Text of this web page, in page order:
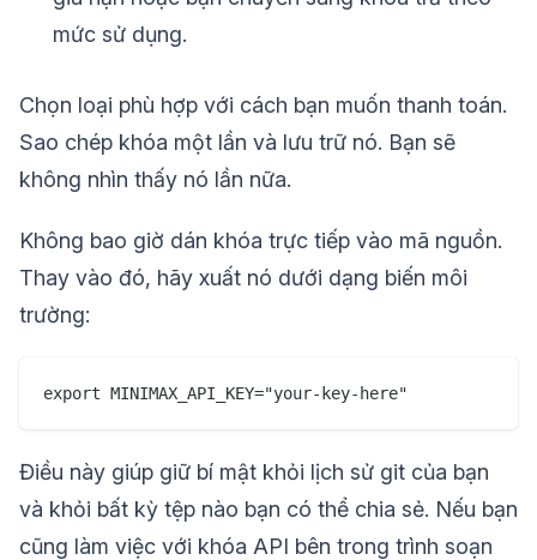
mức sử dụng.
Chọn loại phù hợp với cách bạn muốn thanh toán.
Sao chép khóa một lần và lưu trữ nó. Bạn sẽ
không nhìn thấy nó lần nữa.
Không bao giờ dán khóa trực tiếp vào mã nguồn.
Thay vào đó, hãy xuất nó dưới dạng biến môi
trường:
Điều này giúp giữ bí mật khỏi lịch sử git của bạn
và khỏi bất kỳ tệp nào bạn có thể chia sẻ. Nếu bạn
cũng làm việc với khóa API bên trong trình soạn